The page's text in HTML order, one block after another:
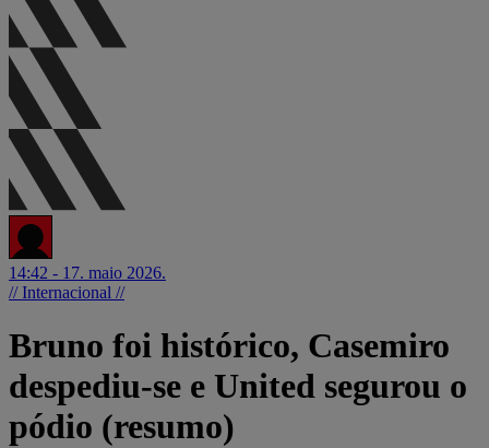
14:42 - 17. maio 2026.
// Internacional //
Bruno foi histórico, Casemiro
despediu-se e United segurou o
pódio (resumo)